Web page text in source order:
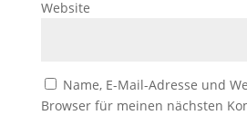
Website
Name, E-Mail-Adresse und
Browser für meinen nächsten